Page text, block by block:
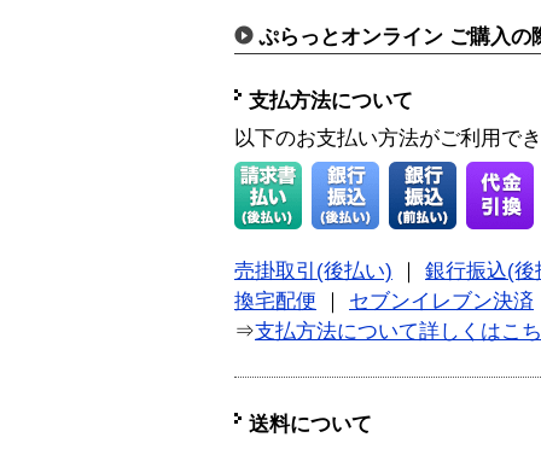
ぷらっとオンライン ご購入の
支払方法について
以下のお支払い方法がご利用で
売掛取引(後払い)
銀行振込(後
換宅配便
セブンイレブン決済
⇒支払方法について詳しくはこ
送料について